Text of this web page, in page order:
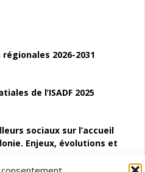
2026-2031
de l’ISADF 2025
sociaux sur l’accueil
Enjeux, évolutions et